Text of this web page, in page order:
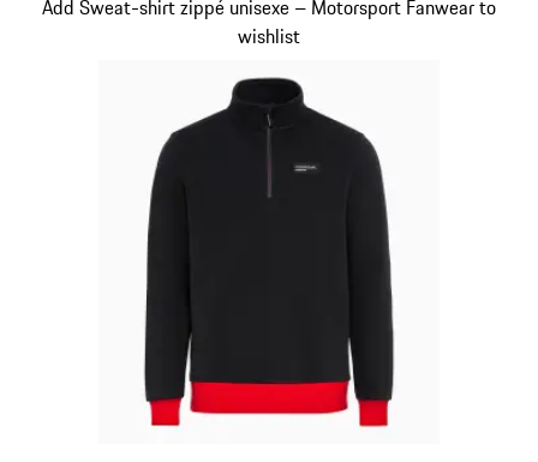
Add Sweat-shirt zippé unisexe – Motorsport Fanwear to
wishlist